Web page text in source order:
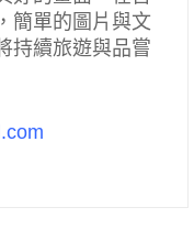
簡單的圖片與文
持續旅遊與品嘗